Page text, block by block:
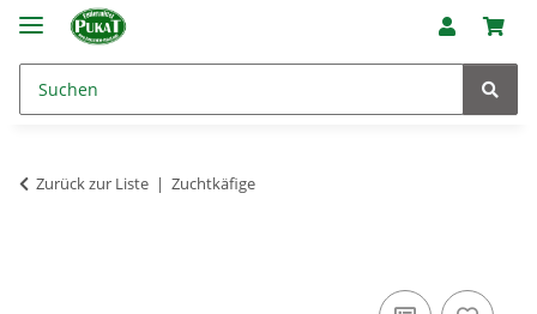
Zurück zur Liste Zuchtkäfige